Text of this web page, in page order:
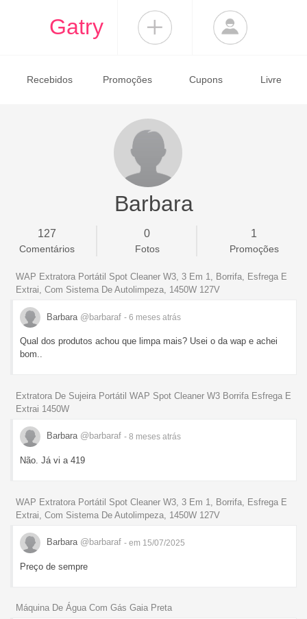
Gatry
Recebidos Promoções Cupons Livre
Barbara
127
Comentários
0
Fotos
1
Promoções
WAP Extratora Portátil Spot Cleaner W3, 3 Em 1, Borrifa, Esfrega E
Extrai, Com Sistema De Autolimpeza, 1450W 127V
Barbara @barbaraf - 6 meses atrás
Qual dos produtos achou que limpa mais? Usei o da wap e achei
bom..
Extratora De Sujeira Portátil WAP Spot Cleaner W3 Borrifa Esfrega E
Extrai 1450W
Barbara @barbaraf - 8 meses atrás
Não. Já vi a 419
WAP Extratora Portátil Spot Cleaner W3, 3 Em 1, Borrifa, Esfrega E
Extrai, Com Sistema De Autolimpeza, 1450W 127V
Barbara @barbaraf - em 15/07/2025
Preço de sempre
Máquina De Água Com Gás Gaia Preta